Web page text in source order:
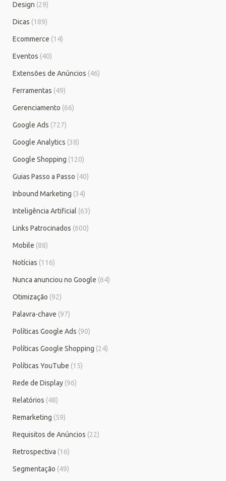
Design (29)
Dicas (189)
Ecommerce (14)
Eventos (40)
Extensões de Anúncios (46)
Ferramentas (49)
Gerenciamento (66)
Google Ads (727)
Google Analytics (38)
Google Shopping (120)
Guias Passo a Passo (40)
Inbound Marketing (34)
Inteligência Artificial (63)
Links Patrocinados (600)
Mobile (88)
Notícias (116)
Nunca anunciou no Google (64)
Otimização (92)
Palavra-chave (97)
Políticas Google Ads (90)
Políticas Google Shopping (24)
Políticas YouTube (15)
Rede de Display (96)
Relatórios (48)
Remarketing (59)
Requisitos de Anúncios (22)
Retrospectiva (16)
Segmentação (49)